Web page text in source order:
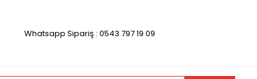
Whatsapp Sipariş : 0543 797 19 09